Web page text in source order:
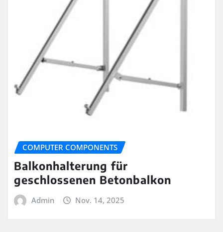
COMPUTER COMPONENTS
Balkonhalterung für
geschlossenen Betonbalkon
Admin Nov. 14, 2025